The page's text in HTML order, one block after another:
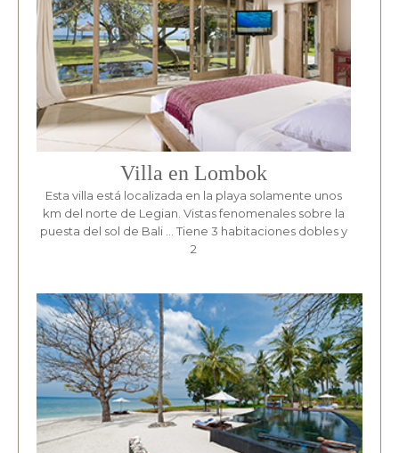
Villa en Lombok
Esta villa está localizada en la playa solamente unos
km del norte de Legian. Vistas fenomenales sobre la
puesta del sol de Bali … Tiene 3 habitaciones dobles y
2